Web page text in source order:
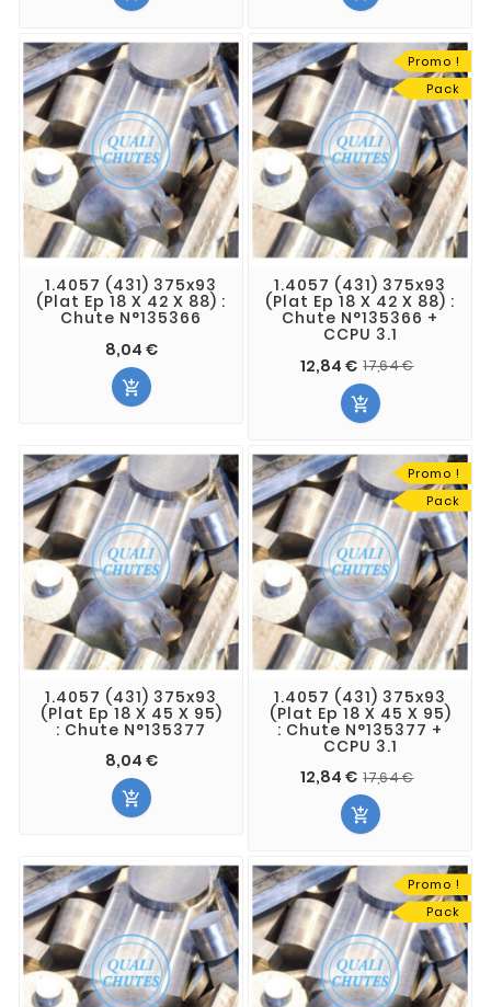
1.4057 (431) 375x93
(Plat Ep 18 X 42 X 88) :
Chute N°135366
8,04 €

Promo !
Pack
1.4057 (431) 375x93
(Plat Ep 18 X 42 X 88) :
Chute N°135366 +
CCPU 3.1
12,84 € 17,64 €

1.4057 (431) 375x93
(Plat Ep 18 X 45 X 95)
: Chute N°135377
8,04 €

Promo !
Pack
1.4057 (431) 375x93
(Plat Ep 18 X 45 X 95)
: Chute N°135377 +
CCPU 3.1
12,84 € 17,64 €

Promo !
Pack